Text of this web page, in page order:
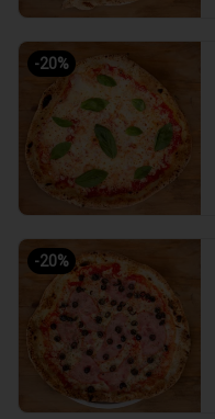
-20%
-20%